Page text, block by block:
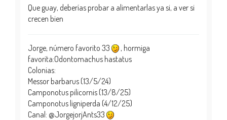
Que guay, deberías probar a alimentarlas ya si, a ver si
crecen bien
Jorge, número favorito 33
, hormiga
favorita:Odontomachus hastatus
Colonias:
Messor barbarus (13/5/24)
Camponotus pilicornis (13/8/25)
Camponotus ligniperda (4/12/25)
Canal: @JorgejorjAnts33